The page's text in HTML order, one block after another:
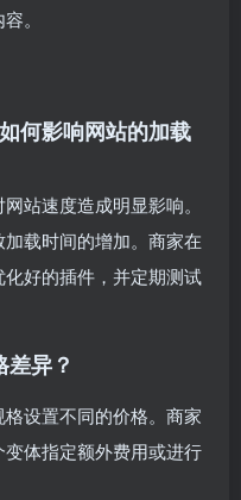
。
何影响网站的加载
站速度造成明显影响。
载时间的增加。商家在
好的插件，并定期测试
异？
设置不同的价格。商家
体指定额外费用或进行